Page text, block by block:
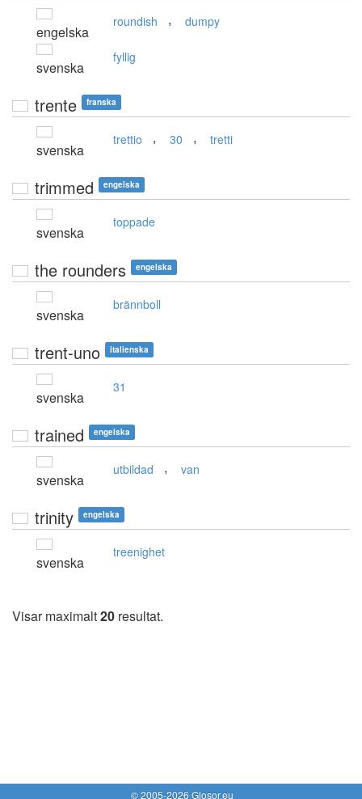
engelska
roundish , dumpy
svenska
fyllig
trente franska
svenska
trettio , 30 , tretti
trimmed engelska
svenska
toppade
the rounders engelska
svenska
brännboll
trent-uno italienska
svenska
31
trained engelska
svenska
utbildad , van
trinity engelska
svenska
treenighet
Visar maximalt20 resultat.
© 2005-2026 Glosor.eu